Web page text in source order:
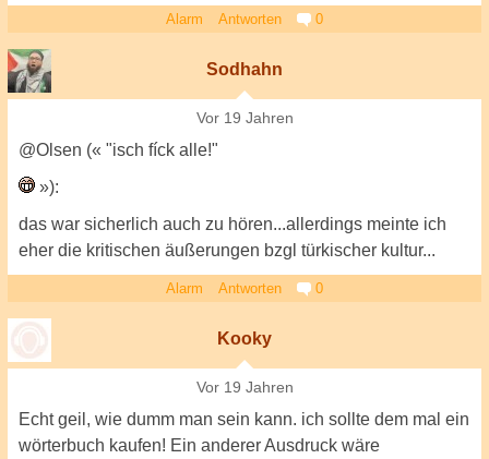
Alarm Antworten 0
Sodhahn
Vor 19 Jahren
@Olsen (« "isch fíck alle!"
»):
das war sicherlich auch zu hören...allerdings meinte ich
eher die kritischen äußerungen bzgl türkischer kultur...
Alarm Antworten 0
Kooky
Vor 19 Jahren
Echt geil, wie dumm man sein kann. ich sollte dem mal ein
wörterbuch kaufen! Ein anderer Ausdruck wäre